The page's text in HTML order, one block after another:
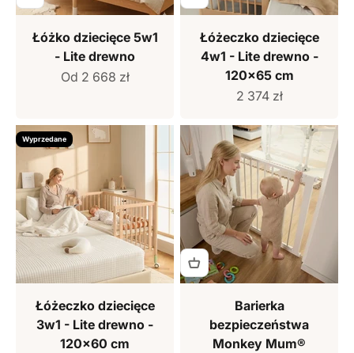
Łóżko dziecięce 5w1
- Lite drewno
Cena sprzedaży
Od 2 668 zł
Łóżeczko dziecięce
4w1 - Lite drewno -
120x65 cm
Cena sprzedaży
2 374 zł
Wyprzedane
Łóżeczko dziecięce
3w1 - Lite drewno -
120x60 cm
Barierka
bezpieczeństwa
Monkey Mum®